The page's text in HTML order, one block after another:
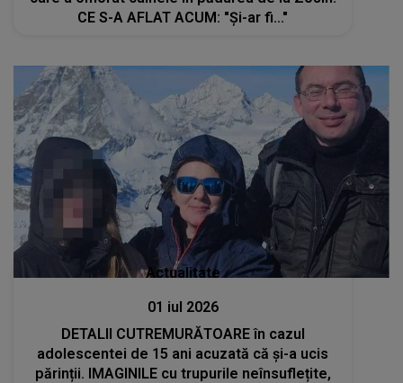
CE S-A AFLAT ACUM: "Și-ar fi..."
Actualitate
01 iul 2026
DETALII CUTREMURĂTOARE în cazul
adolescentei de 15 ani acuzată că și-a ucis
părinții. IMAGINILE cu trupurile neînsuflețite,